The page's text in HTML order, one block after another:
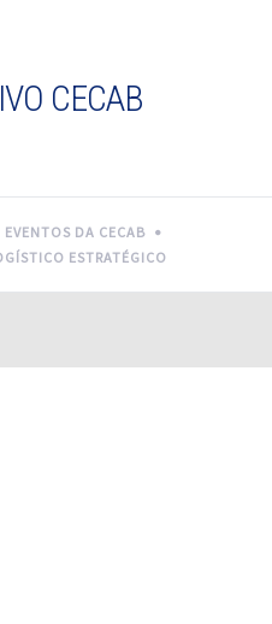
CECAB
EVENTOS DA CECAB
ESTRATÉGICO